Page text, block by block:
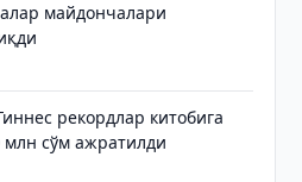
майдончалари
рекордлар китобига
сўм ажратилди